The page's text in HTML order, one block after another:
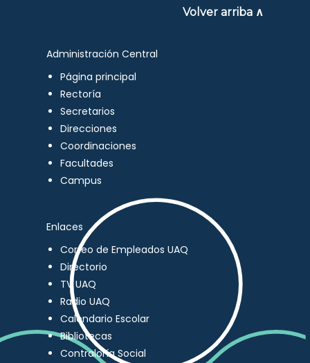
Volver arriba ∧
Administración Central
Página principal
Rectoría
Secretarios
Direcciones
Coordinaciones
Facultades
Campus
Enlaces
Correo de Empleados UAQ
Directorio
TV UAQ
Radio UAQ
Calendario Escolar
Bibliotecas
Contraloría Social